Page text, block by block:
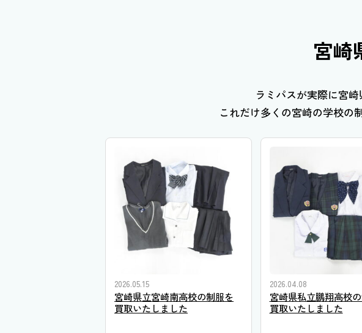
宮崎
ラミパスが実際に宮
これだけ多くの宮崎の学校の
2026.05.15
宮崎県立宮崎南高校の制服を
買取いたしました
2026.04.08
宮崎県私立鵬翔高校
買取いたしました